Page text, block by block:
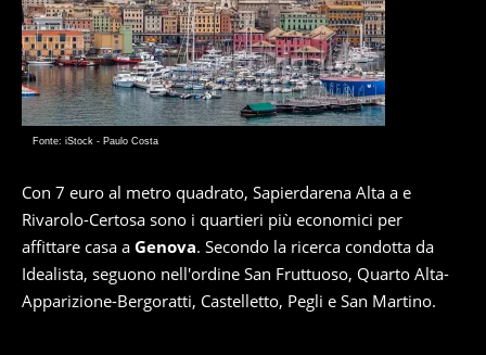
Fonte: iStock - Paulo Costa
Con 7 euro al metro quadrato, Sapierdarena Alta a e
Rivarolo-Certosa sono i quartieri più economici per
affittare casa a Genova. Secondo la ricerca condotta da
Idealista, seguono nell'ordine San Fruttuoso, Quarto Alta-
Apparizione-Bergoratti, Castelletto, Pegli e San Martino.